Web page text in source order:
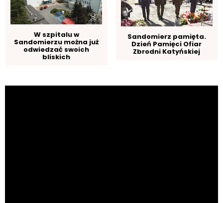
W szpitalu w
Sandomierzu można już
odwiedzać swoich
bliskich
Sandomierz pamięta.
Dzień Pamięci Ofiar
Zbrodni Katyńskiej